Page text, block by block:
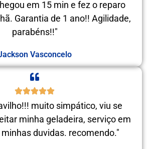
em 15 min e fez o reparo
Garantia de 1 ano!! Agilidade,
parabéns!!"
Vasconcelo
muito simpático, viu se
minha geladeira, serviço em
duvidas. recomendo."